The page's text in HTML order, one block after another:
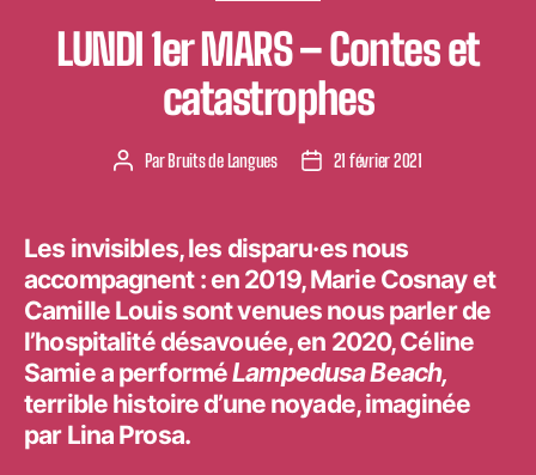
LUNDI 1er MARS – Contes et
catastrophes
Auteur
ParBruits de Langues
Date21 février 2021
Les invisibles, les disparu·es nous
accompagnent : en 2019, Marie Cosnay et
Camille Louis sont venues nous parler de
l’hospitalité désavouée, en 2020, Céline
Samie a performéLampedusa Beach,
terrible histoire d’une noyade, imaginée
par Lina Prosa.